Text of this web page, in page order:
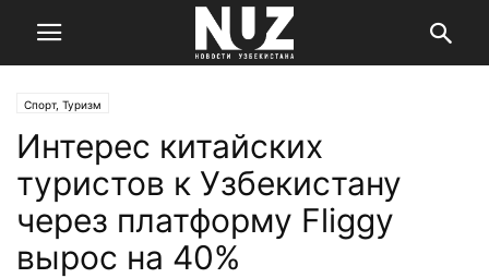
Спорт, Туризм
Интерес китайских
туристов к Узбекистану
через платформу Fliggy
вырос на 40%